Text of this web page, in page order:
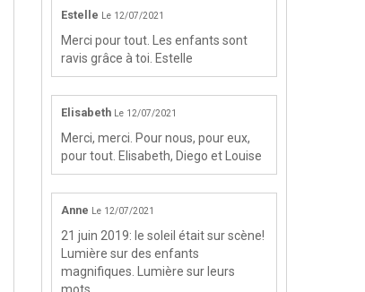
Estelle Le 12/07/2021
Merci pour tout. Les enfants sont
ravis grâce à toi. Estelle
Elisabeth Le 12/07/2021
Merci, merci. Pour nous, pour eux,
pour tout. Elisabeth, Diego et Louise
Anne Le 12/07/2021
21 juin 2019: le soleil était sur scène!
Lumière sur des enfants
magnifiques. Lumière sur leurs
mots. ...